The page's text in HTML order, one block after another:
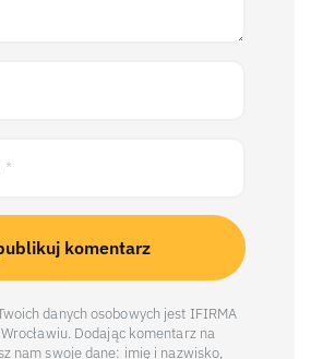
danych osobowych jest IFIRMA
Dodając komentarz na
nam swoje dane: imię i nazwisko,